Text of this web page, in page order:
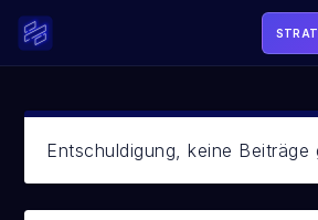
Entschuldigung, keine Beiträge